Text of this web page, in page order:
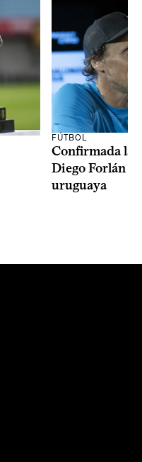
FÚTBOL
Confirmada la
Diego Forlán
uruguaya